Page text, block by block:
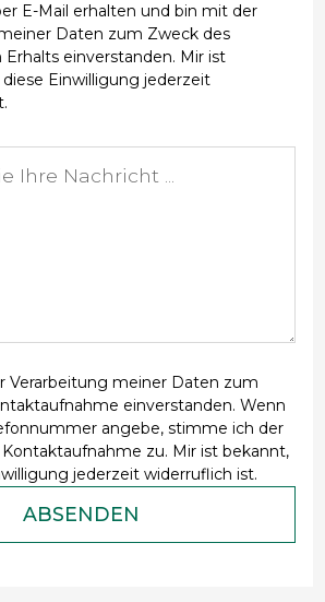
E-Mail erhalten und bin mit der
Daten zum Zweck des
einverstanden. Mir ist
Einwilligung jederzeit
Verarbeitung meiner Daten zum
einverstanden. Wenn
angebe, stimme ich der
zu. Mir ist bekannt,
jederzeit widerruflich ist.